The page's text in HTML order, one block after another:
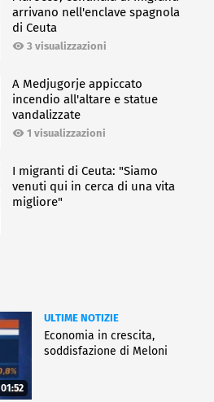
arrivano nell'enclave spagnola
di Ceuta
3 visualizzazioni
A Medjugorje appiccato
incendio all'altare e statue
vandalizzate
1 visualizzazioni
I migranti di Ceuta: "Siamo
venuti qui in cerca di una vita
migliore"
01:52
ULTIME NOTIZIE
Economia in crescita,
soddisfazione di Meloni